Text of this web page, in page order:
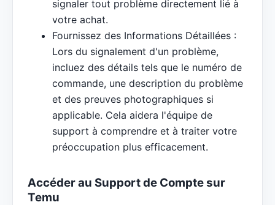
signaler tout problème directement lié à
votre achat.
Fournissez des Informations Détaillées :
Lors du signalement d'un problème,
incluez des détails tels que le numéro de
commande, une description du problème
et des preuves photographiques si
applicable. Cela aidera l'équipe de
support à comprendre et à traiter votre
préoccupation plus efficacement.
Accéder au Support de Compte sur
Temu